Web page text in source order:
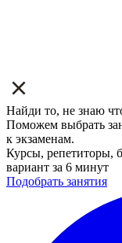
Найди то, не знаю
Поможем выбрать
к экзаменам.
Курсы, репетиторы,
вариант за 6 минут
Подобрать занятия